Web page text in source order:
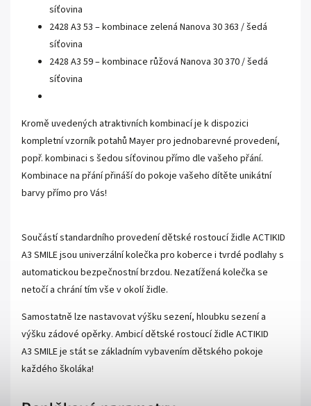
síťovina
2428 A3 53 – kombinace zelená Nanova 30 363 / šedá
síťovina
2428 A3 59 – kombinace růžová Nanova 30 370 / šedá
síťovina
Kromě uvedených atraktivních kombinací je k dispozici
kompletní vzorník potahů Mayer pro jednobarevné provedení,
popř. kombinaci s šedou síťovinou přímo dle vašeho přání.
Kombinace na přání přináší do pokoje vašeho dítěte unikátní
barvy přímo pro Vás!
Součástí standardního provedení dětské rostoucí židle ACTIKID
A3 SMILE jsou univerzální kolečka pro koberce i tvrdé podlahy s
automatickou bezpečnostní brzdou. Nezatížená kolečka se
netočí a chrání tím vše v okolí židle.
Samostatně lze nastavovat výšku sezení, hloubku sezení a
výšku zádové opěrky. Ambicí dětské rostoucí židle ACTIKID
A3 SMILE je stát se základním vybavením dětského pokoje
každého školáka!